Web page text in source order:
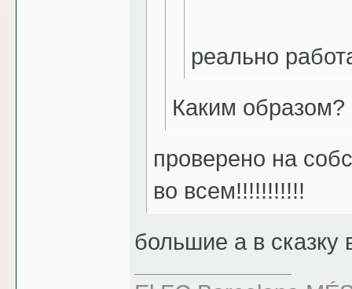
реально
Каким образом?
проверено на
во всем!!!!!!!!!!!
большие а в сказку